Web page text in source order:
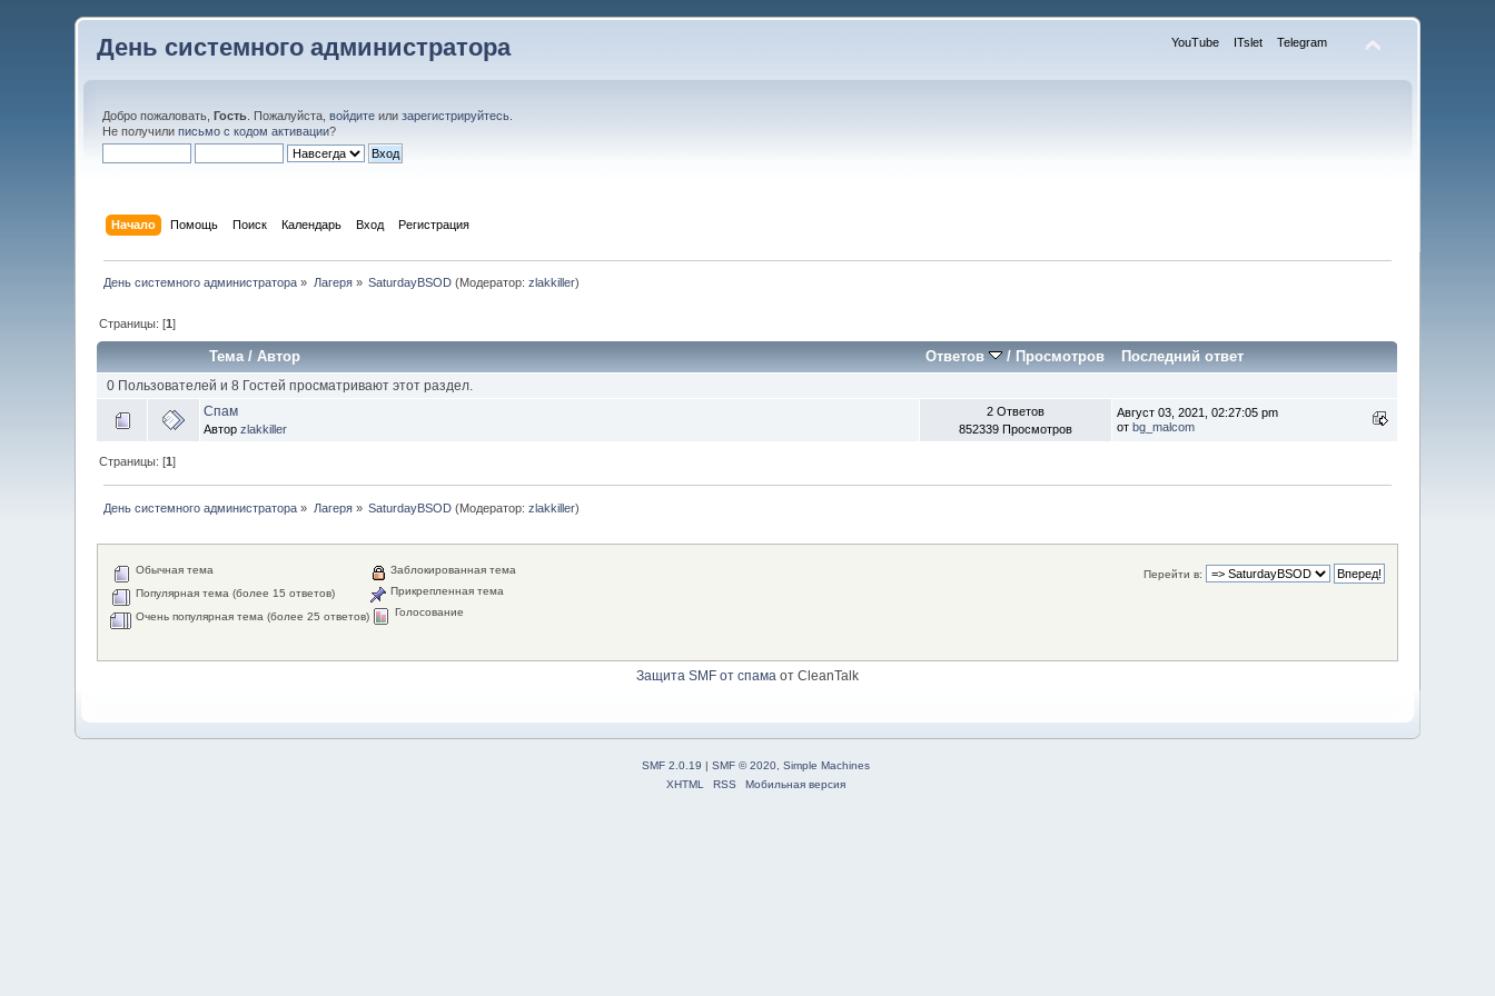
День системного администратора YouTube ITslet Telegram
Добро пожаловать,Гость . Пожалуйста,войдите илизарегистрируйтесь
Не получилиписьмо с кодом активации?
Начало Помощь Поиск Календарь Вход Регистрация
День системного администратора » Лагеря» SaturdayBSOD (Модератор:zlakkiller)
Страницы: [1]
Тема/Автор Ответов /Просмотров Последний ответ
0 Пользователей и 8 Гостей просматривают этот раздел.
Спам
Авторzlakkiller
2 Ответов
852339 Просмотров
Август 03, 2021, 02:27:05 pm
отbg_malcom
Страницы: [1]
День системного администратора » Лагеря» SaturdayBSOD (Модератор:zlakkiller)
Перейти в:
Обычная тема
Популярная тема (более 15 ответов)
Очень популярная тема (более 25 ответов)
Заблокированная тема
Прикрепленная тема
Голосование
Защита SMF от спама от CleanTalk
SMF 2.0.19 | SMF © 2020, Simple Machines
XHTML
RSS Мобильная версия